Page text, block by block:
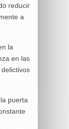
reducir
a
la
en las
puerta